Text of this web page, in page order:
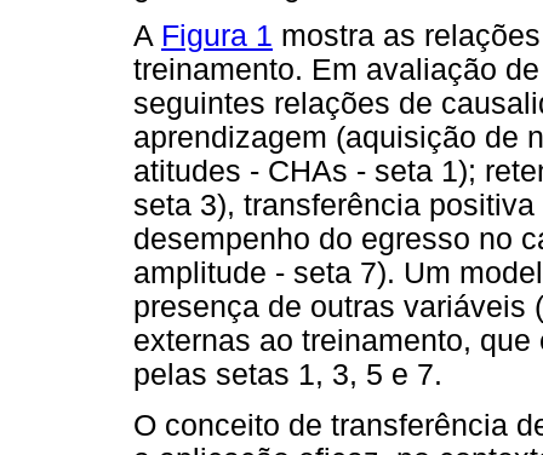
A Figura 1 mostra as
treinamento. Em avaliação
seguintes relações de
aprendizagem (aquisição de
atitudes - CHAs - seta 1);
seta 3), transferência
desempenho do egresso no
amplitude - seta 7). Um
presença de outras variáveis
externas ao treinamento,
pelas setas 1, 3, 5 e 7.
O conceito de transferência